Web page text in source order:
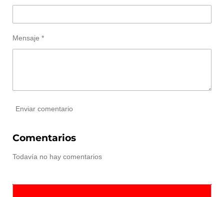
Mensaje *
Enviar comentario
Comentarios
Todavía no hay comentarios